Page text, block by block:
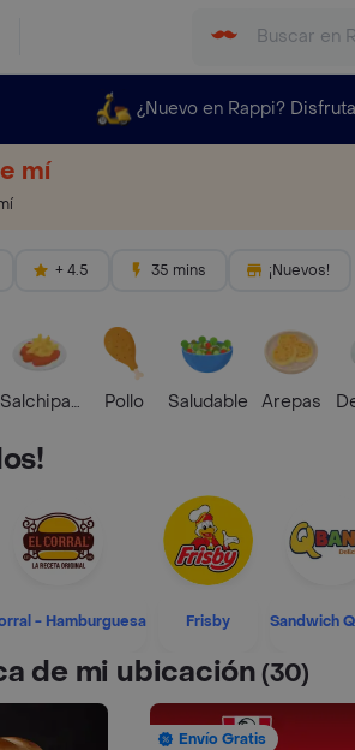
¿Nuevo en Rappi?
mí
+ 4.5 35 mins ¡Nuevos!
Salchipapas Pollo Saludable Arepas
- Hamburguesa Frisby Sandwich
de mi ubicación(30)
Envío Gratis